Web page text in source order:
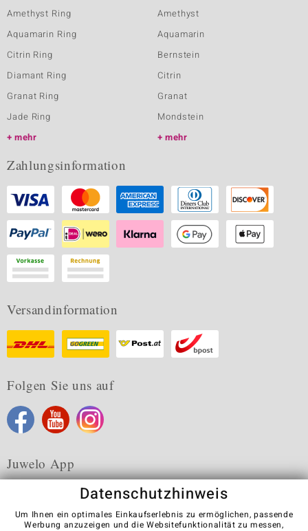
Amethyst Ring
Aquamarin Ring
Citrin Ring
Diamant Ring
Granat Ring
Jade Ring
mehr
Amethyst
Aquamarin
Bernstein
Citrin
Granat
Mondstein
mehr
Zahlungsinformation
Versandinformation
Folgen Sie uns auf
Juwelo App
Datenschutzhinweis
Um Ihnen ein optimales Einkaufserlebnis zu ermöglichen, passende
Werbung anzuzeigen und die Websitefunktionalität zu messen,